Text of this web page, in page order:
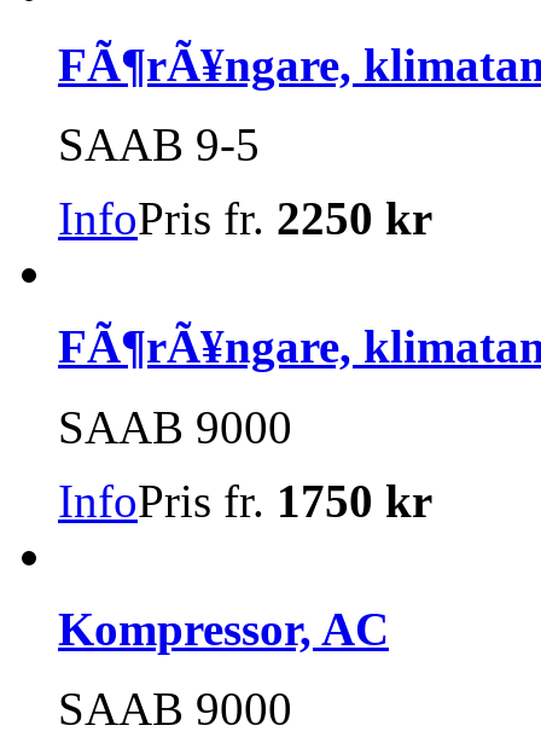
FÃ¶rÃ¥ngare,
SAAB 9-5
InfoPris fr. 2250 kr
FÃ¶rÃ¥ngare,
SAAB 9000
InfoPris fr. 1750 kr
Kompressor, AC
SAAB 9000